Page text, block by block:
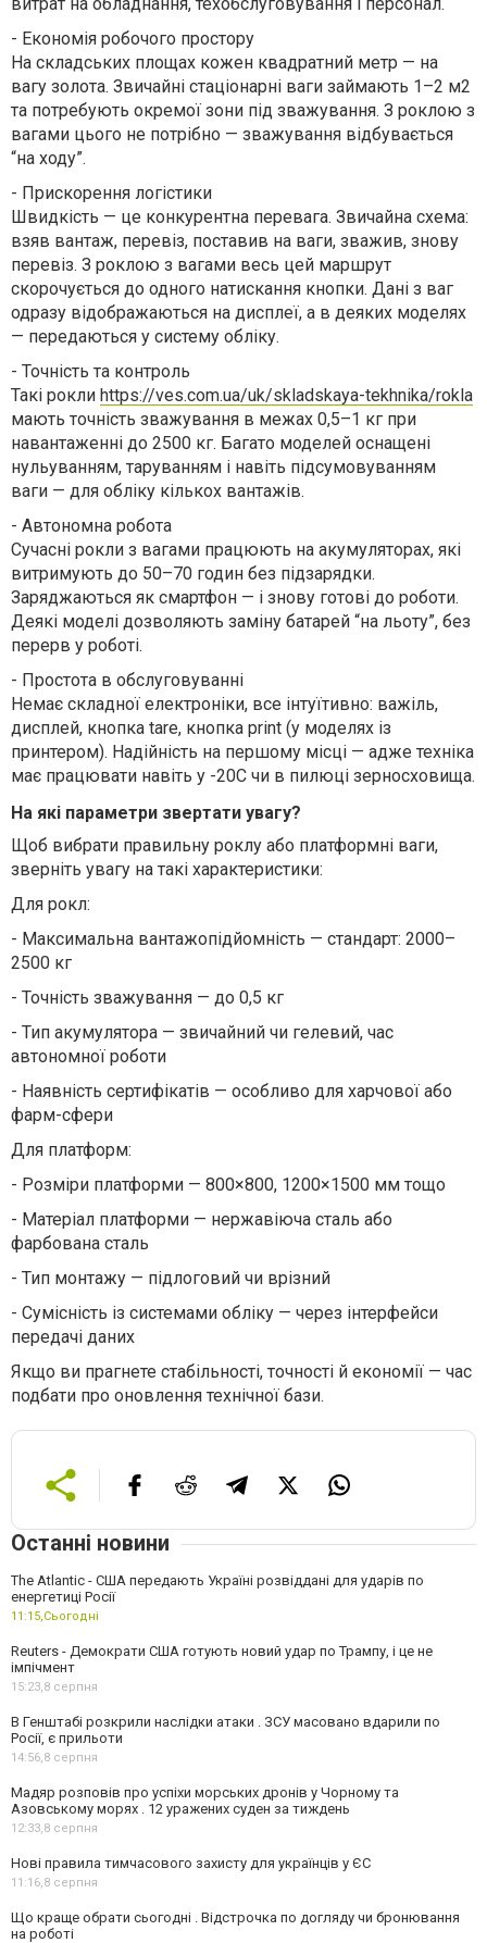
- Економія робочого простору
На складських площах кожен квадратний метр — на
вагу золота. Звичайні стаціонарні ваги займають 1–2 м2
та потребують окремої зони під зважування. З роклою з
вагами цього не потрібно — зважування відбувається
“на ходу”.
- Прискорення логістики
Швидкість — це конкурентна перевага. Звичайна схема:
взяв вантаж, перевіз, поставив на ваги, зважив, знову
перевіз. З роклою з вагами весь цей маршрут
скорочується до одного натискання кнопки. Дані з ваг
одразу відображаються на дисплеї, а в деяких моделях
— передаються у систему обліку.
- Точність та контроль
Такі рокли https://ves.com.ua/uk/skladskaya-tekhnika/rokla
мають точність зважування в межах 0,5–1 кг при
навантаженні до 2500 кг. Багато моделей оснащені
нульуванням, таруванням і навіть підсумовуванням
ваги — для обліку кількох вантажів.
- Автономна робота
Сучасні рокли з вагами працюють на акумуляторах, які
витримують до 50–70 годин без підзарядки.
Заряджаються як смартфон — і знову готові до роботи.
Деякі моделі дозволяють заміну батарей “на льоту”, без
перерв у роботі.
- Простота в обслуговуванні
Немає складної електроніки, все інтуїтивно: важіль,
дисплей, кнопка tare, кнопка print (у моделях із
принтером). Надійність на першому місці — адже техніка
має працювати навіть у -20C чи в пилюці зерносховища.
На які параметри звертати увагу?
Щоб вибрати правильну роклу або платформні ваги,
зверніть увагу на такі характеристики:
Для рокл:
- Максимальна вантажопідйомність — стандарт: 2000–
2500 кг
- Точність зважування — до 0,5 кг
- Тип акумулятора — звичайний чи гелевий, час
автономної роботи
- Наявність сертифікатів — особливо для харчової або
фарм-сфери
Для платформ:
- Розміри платформи — 800×800, 1200×1500 мм тощо
- Матеріал платформи — нержавіюча сталь або
фарбована сталь
- Тип монтажу — підлоговий чи врізний
- Сумісність із системами обліку — через інтерфейси
передачі даних
Якщо ви прагнете стабільності, точності й економії — час
подбати про оновлення технічної бази.
Останні новини
The Atlantic - США передають Україні розвіддані для ударів по
енергетиці Росії
11:15,Сьогодні
Reuters - Демократи США готують новий удар по Трампу, і це не
імпічмент
15:23,8 серпня
В Генштабі розкрили наслідки атаки . ЗСУ масовано вдарили по
Росії, є прильоти
14:56,8 серпня
Мадяр розповів про успіхи морських дронів у Чорному та
Азовському морях . 12 уражених суден за тиждень
12:33,8 серпня
Нові правила тимчасового захисту для українців у ЄС
11:16,8 серпня
Що краще обрати сьогодні . Відстрочка по догляду чи бронювання
на роботі